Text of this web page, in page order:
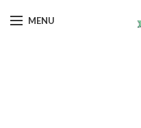
MENU